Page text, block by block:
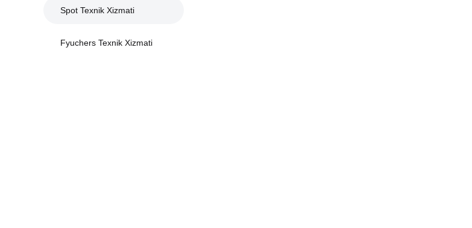
Spot Texnik Xizmati
Fyuchers Texnik Xizmati